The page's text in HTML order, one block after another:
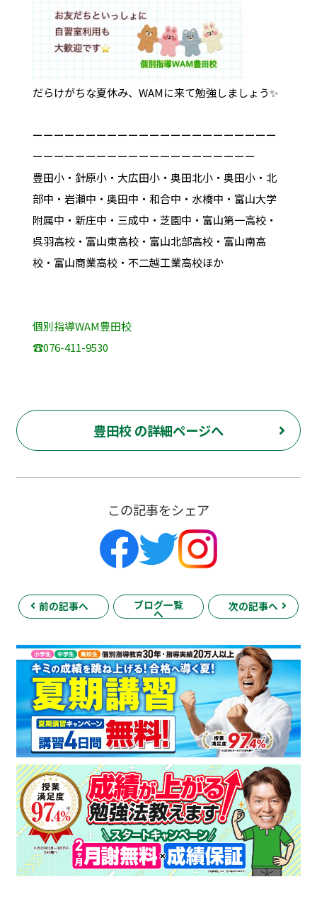
だらけがちな夏休み、WAMに来て勉強しましょう✨
ーーーーーーーーーーーーーーーーーーーーーーー
ーーーーーーーーーーーーーーーーーーーーー
豊田小・針原小・大広田小・奥田北小・奥田小・北
部中・岩瀬中・奥田中・和合中・水橋中・富山大学
附属中・新庄中・三成中・芝園中・富山第一高校・
呉羽高校・富山東高校・富山北部高校・富山南高
校・富山商業高校・不二越工業高校ほか
個別指導WAM豊田校
☎️076-411-9530
豊田校 の詳細ページへ
この記事をシェア
前の記事へ ブログ一覧
へ
次の記事へ